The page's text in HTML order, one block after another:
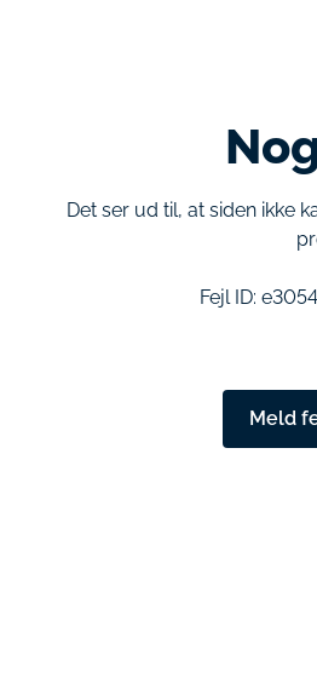
Det ser ud til, at siden ikke
Fejl ID:
Meld